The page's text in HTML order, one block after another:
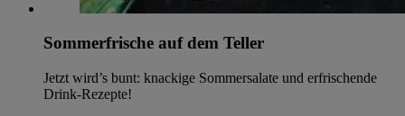
Sommerfrische auf dem Teller
Jetzt wird’s bunt: knackige Sommersalate und erfrischende
Drink-Rezepte!